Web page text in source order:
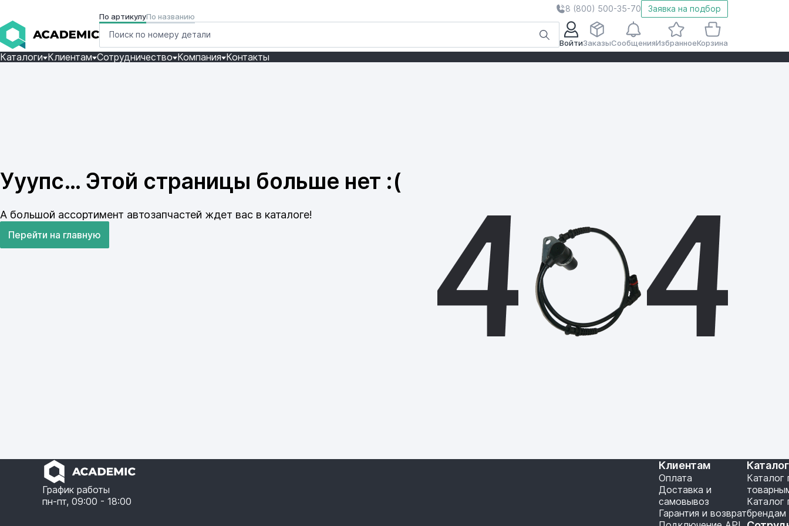
8 (800) 500-35-70 Заявка на подбор
По артикулуПо названию
ВойтиЗаказыСообщенияИзбранноеКорзина
Каталоги Клиентам Сотрудничество Компания Контакты
Ууупс… Этой страницы больше нет :(
А большой ассортимент автозапчастей ждет вас в каталоге!
Перейти на главную
График работы
пн-пт, 09:00 - 18:00
Клиентам
Оплата
Доставка и
самовывоз
Гарантия и возврат
Каталог
Каталог
брендам